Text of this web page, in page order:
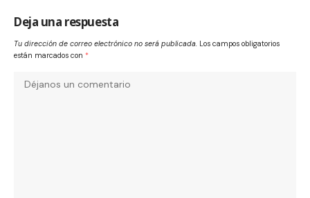
Deja una respuesta
Tu dirección de correo electrónico no será publicada. Los campos obligatorios
están marcados con *